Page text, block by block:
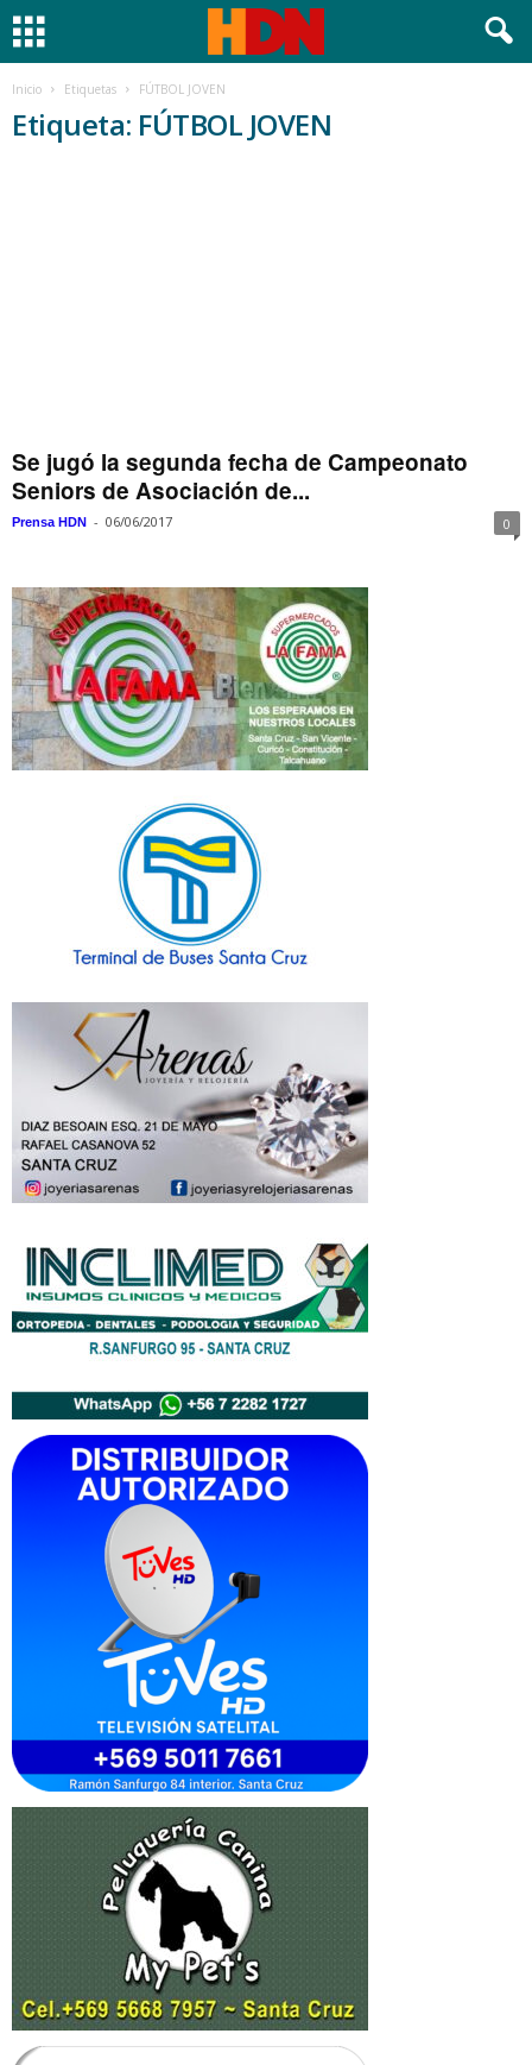
Inicio Etiquetas FÚTBOL JOVEN
Etiqueta: FÚTBOL JOVEN
Se jugó la segunda fecha de Campeonato
Seniors de Asociación de...
Prensa HDN - 06/06/2017 0